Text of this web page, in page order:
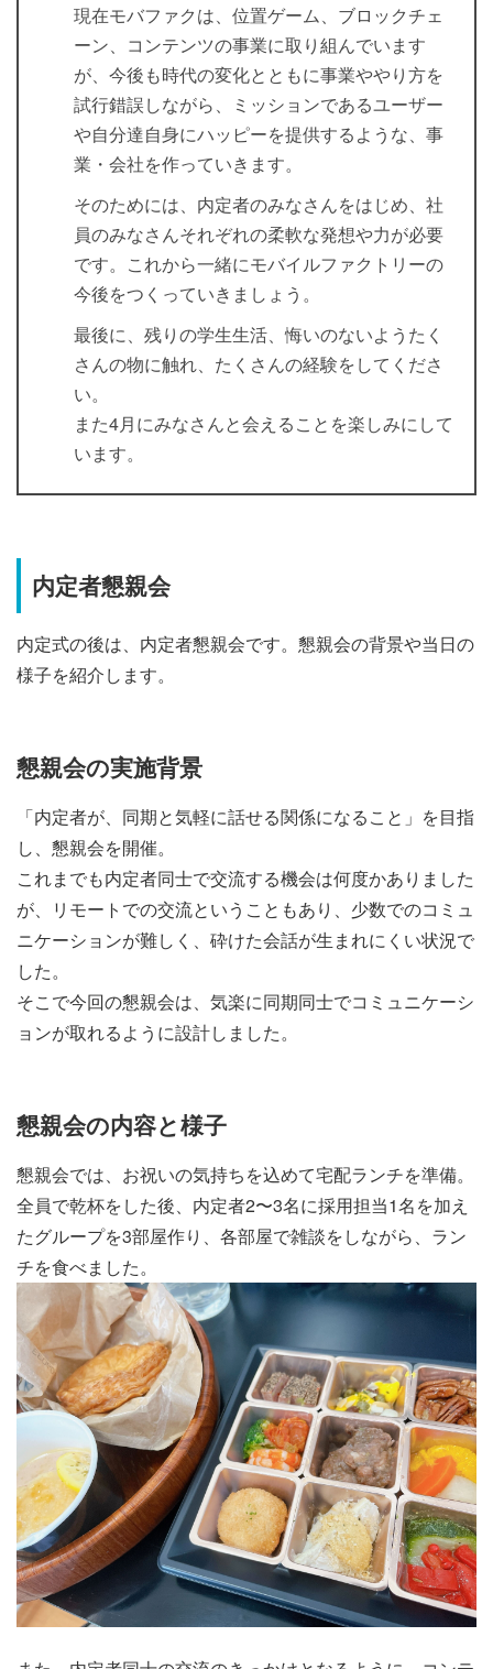
現在モバファクは、位置ゲーム、ブロックチェ
ーン、コンテンツの事業に取り組んでいます
が、今後も時代の変化とともに事業ややり方を
試行錯誤しながら、ミッションであるユーザー
や自分達自身にハッピーを提供するような、事
業・会社を作っていきます。
そのためには、内定者のみなさんをはじめ、社
員のみなさんそれぞれの柔軟な発想や力が必要
です。これから一緒にモバイルファクトリーの
今後をつくっていきましょう。
最後に、残りの学生生活、悔いのないようたく
さんの物に触れ、たくさんの経験をしてくださ
い。
また4月にみなさんと会えることを楽しみにして
います。
内定者懇親会
内定式の後は、内定者懇親会です。懇親会の背景や当日の
様子を紹介します。
懇親会の実施背景
「内定者が、同期と気軽に話せる関係になること」を目指
し、懇親会を開催。
これまでも内定者同士で交流する機会は何度かありました
が、リモートでの交流ということもあり、少数でのコミュ
ニケーションが難しく、砕けた会話が生まれにくい状況で
した。
そこで今回の懇親会は、気楽に同期同士でコミュニケーシ
ョンが取れるように設計しました。
懇親会の内容と様子
懇親会では、お祝いの気持ちを込めて宅配ランチを準備。
全員で乾杯をした後、内定者2〜3名に採用担当1名を加え
たグループを3部屋作り、各部屋で雑談をしながら、ラン
チを食べました。